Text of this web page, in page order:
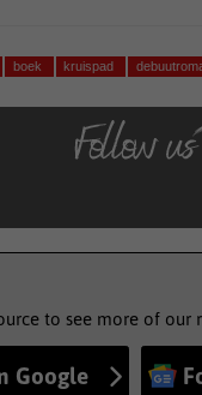
boek kruispad
to see more of
Google